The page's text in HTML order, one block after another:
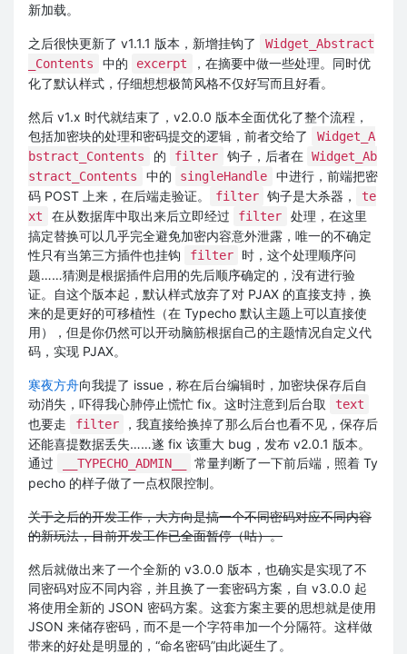
新加载。
之后很快更新了 v1.1.1 版本，新增挂钩了
Widget_Abstract
_Contents
中的 excerpt
，在摘要中做一些处理。同时优
化了默认样式，仔细想想极简风格不仅好写而且好看。
然后 v1.x 时代就结束了，v2.0.0 版本全面优化了整个流程，
包括加密块的处理和密码提交的逻辑，前者交给了
Widget_A
bstract_Contents
的 filter 钩子，后者在 Widget_Ab
stract_Contents
中的 singleHandle
中进行，前端把密
码 POST 上来，在后端走验证。
filter 钩子是大杀器，
te
xt
在从数据库中取出来后立即经过 filter
处理，在这里
搞定替换可以几乎完全避免加密内容意外泄露，唯一的不确定
性只有当第三方插件也挂钩
filter
时，这个处理顺序问
题……猜测是根据插件启用的先后顺序确定的，没有进行验
证。自这个版本起，默认样式放弃了对 PJAX 的直接支持，换
来的是更好的可移植性（在 Typecho 默认主题上可以直接使
用），但是你仍然可以开动脑筋根据自己的主题情况自定义代
码，实现 PJAX。
寒夜方舟向我提了 issue，称在后台编辑时，加密块保存后自
动消失，吓得我心肺停止慌忙 fix。这时注意到后台取
text
也要走 filter
，我直接给换掉了那么后台也看不见，保存后
还能喜提数据丢失……遂 fix 该重大 bug，发布 v2.0.1 版本。
通过
__TYPECHO_ADMIN__
常量判断了一下前后端，照着 Ty
pecho 的样子做了一点权限控制。
关于之后的开发工作，大方向是搞一个不同密码对应不同内容
的新玩法，目前开发工作已全面暂停（咕）。
然后就做出来了一个全新的 v3.0.0 版本，也确实是实现了不
同密码对应不同内容，并且换了一套密码方案，自 v3.0.0 起
将使用全新的 JSON 密码方案。这套方案主要的思想就是使用
JSON 来储存密码，而不是一个字符串加一个分隔符。这样做
带来的好处是明显的，“命名密码”由此诞生了。